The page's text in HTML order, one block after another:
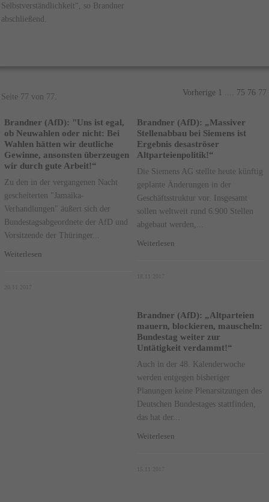
Selbstverständlichkeit“, so Brandner
abschließend.
Seite 77 von 77. Vorherige 1 75 76 77
Brandner (AfD): "Uns ist egal,
ob Neuwahlen oder nicht: Bei
Wahlen hätten wir deutliche
Gewinne, ansonsten überzeugen
wir durch gute Arbeit!“
Zu den in der vergangenen Nacht
gescheiterten "Jamaika-
Verhandlungen" äußert sich der
Bundestagsabgeordnete der AfD und
Vorsitzende der Thüringer...
Weiterlesen
Brandner (AfD): „Massiver
Stellenabbau bei Siemens ist
Ergebnis desaströser
Altparteienpolitik!“
Die Siemens AG stellte heute künftig
geplante Änderungen in der
Geschäftsstruktur vor. Insgesamt
sollen weltweit rund 6.900 Stellen
abgebaut werden,...
Weiterlesen
Brandner (AfD): „Altparteien
mauern, blockieren, mauscheln:
Bundestag weiter zur
Untätigkeit verdammt!“
Auch in der 48. Kalenderwoche
werden entgegen bisheriger
Planungen keine Plenarsitzungen des
Deutschen Bundestages stattfinden,
das hat der...
Weiterlesen